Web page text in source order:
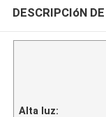
DESCRIPCIóN
Alta luz: